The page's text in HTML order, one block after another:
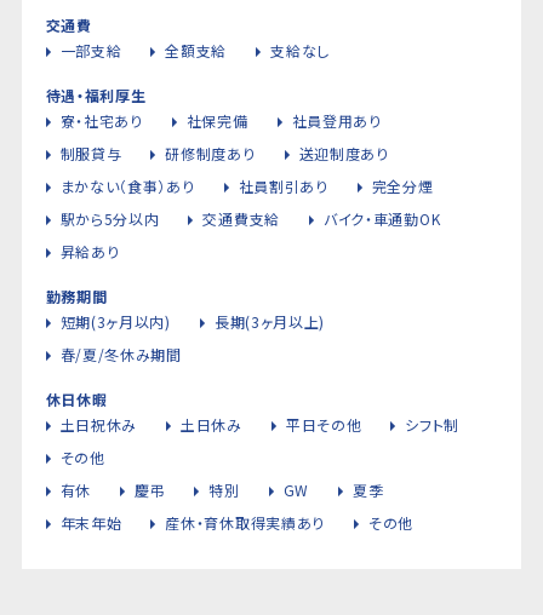
交通費
一部支給
全額支給 支給なし
待遇・福利厚生
寮・社宅あり
社保完備
社員登用あり
制服貸与
研修制度あり
送迎制度あり
まかない（食事）あり
社員割引あり
完全分煙
駅から5分以内
交通費支給
バイク・車通勤OK
昇給あり
勤務期間
短期(3ヶ月以内)
長期(3ヶ月以上)
春/夏/冬休み期間
休日休暇
土日祝休み
土日休み 平日その他
シフト制
その他
有休
慶弔 特別 GW
夏季
年末年始
産休・育休取得実績あり その他